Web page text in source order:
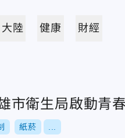
大陸 健康 財經
市衛生局啟動青
紙菸